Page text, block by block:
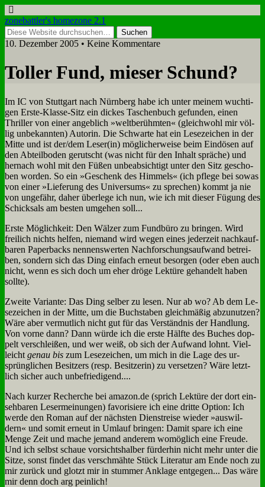
zonebattler's homezone 2.1
10. Dezember 2005 • Keine Kommentare
Tol­ler Fund, mie­ser Schund?
Im IC von Stutt­gart nach Nürn­berg ha­be ich un­ter mei­nem wuch­ti­
gen Er­ste-Klas­se-Sitz ein dickes Ta­schen­buch ge­fun­den, ei­nen
Thril­ler von ei­ner an­geb­lich »welt­be­rühm­ten« (gleich­wohl mir völ­
lig un­be­kann­ten) Au­torin. Die Schwar­te hat ein Le­se­zei­chen in der
Mit­te und ist der/dem Leser(in) mög­li­cher­wei­se beim Ein­dö­sen auf
den Ab­teil­bo­den ge­rutscht (was nicht für den In­halt sprä­che) und
her­nach wohl mit den Fü­ßen un­be­ab­sich­tigt un­ter den Sitz ge­scho­
ben wor­den. So ein »Ge­schenk des Him­mels« (ich pfle­ge bei so­was
von ei­ner »Lie­fe­rung des Uni­ver­sums« zu spre­chen) kommt ja nie
von un­ge­fähr, da­her über­le­ge ich nun, wie ich mit die­ser Fü­gung des
Schick­sals am be­sten um­ge­hen soll...
Er­ste Mög­lich­keit: Den Wäl­zer zum Fund­bü­ro zu brin­gen. Wird
frei­lich nichts hel­fen, nie­mand wird we­gen ei­nes je­der­zeit nach­kauf­
ba­ren Pa­per­backs nen­nens­wer­ten Nach­for­schungs­auf­wand be­trei­
ben, son­dern sich das Ding ein­fach er­neut be­sor­gen (oder eben auch
nicht, wenn es sich doch um eher drö­ge Lek­tü­re ge­han­delt ha­ben
soll­te).
Zwei­te Va­ri­an­te: Das Ding sel­ber zu le­sen. Nur ab wo? Ab dem Le­
se­zei­chen in der Mit­te, um die Buch­sta­ben gleich­mä­ßig ab­zu­nut­zen?
Wä­re aber ver­mut­lich nicht gut für das Ver­ständ­nis der Hand­lung.
Von vor­ne dann? Dann wür­de ich die er­ste Hälf­te des Bu­ches dop­
pelt ver­schlei­ßen, und wer weiß, ob sich der Auf­wand lohnt. Viel­
leicht ge­nau bis zum Le­se­zei­chen, um mich in die La­ge des ur­
sprüng­li­chen Be­sit­zers (resp. Be­sit­ze­rin) zu ver­set­zen? Wä­re letzt­
lich si­cher auch un­be­frie­di­gend....
Nach kur­zer Re­cher­che bei amazon.de (sprich Lek­tü­re der dort ein­
seh­ba­ren Le­ser­mei­nun­gen) fa­vo­ri­sie­re ich ei­ne drit­te Op­ti­on: Ich
wer­de den Ro­man auf der näch­sten Dienst­rei­se wie­der »aus­wil­
dern« und so­mit er­neut in Um­lauf brin­gen: Da­mit spa­re ich ei­ne
Men­ge Zeit und ma­che je­mand an­de­rem wo­mög­lich ei­ne Freu­de.
Und ich selbst schaue vor­sichts­hal­ber für­der­hin nicht mehr un­ter die
Sit­ze, sonst fin­det das ver­schmäh­te Stück Li­te­ra­tur am En­de noch zu
mir zu­rück und glotzt mir in stum­mer An­kla­ge ent­ge­gen... Das wä­re
mir denn doch arg pein­lich!